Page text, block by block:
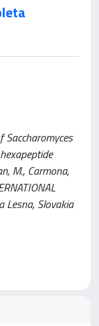
M., Carmona,
Lesna, Slovakia